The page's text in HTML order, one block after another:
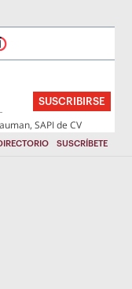
SUSCRIBIRSE
SAPI de CV
SUSCRÍBETE